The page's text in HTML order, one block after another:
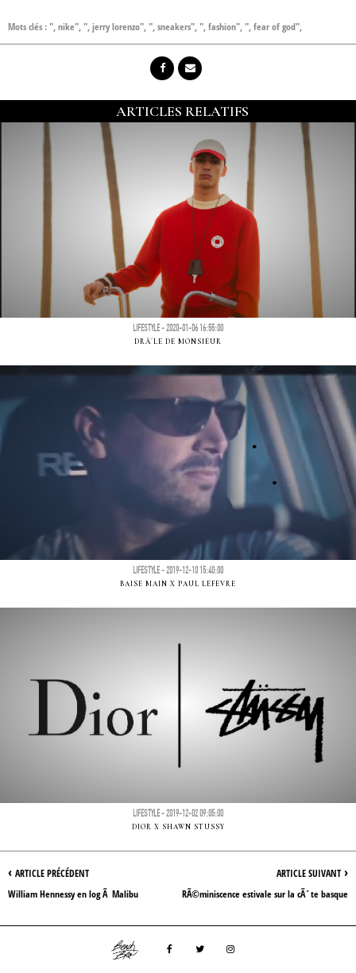
Mots clés :",nike",",jerry lorenzo",",sneakers",",fashion",",fear of god",
ARTICLES RELATIFS
LIFESTYLE - 2020-01-06 16:55:00
DRÃ´LE DE MONSIEUR
LIFESTYLE - 2019-12-10 15:40:00
BAISE MAIN X PAUL LEFEVRE
LIFESTYLE - 2019-12-02 09:05:00
DIOR X SHAWN STUSSY
ARTICLE SUIVANT ›
RÃ©miniscence estivale sur la cÃ´te basque
‹ ARTICLE PRÉCÉDENT
William Hennessy en log Ã Malibu